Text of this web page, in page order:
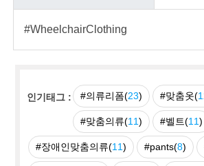
인기태그 : #의류리폼(23) #맞춤옷(
#맞춤의류(11) #벨트(11)
#장애인맞춤의류(11) #pants(8)